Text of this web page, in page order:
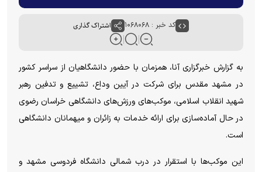
کد خبر : ۱۰۶۸۰۶۸ اشتراک گذاری
به گزارش خبرگزاری آنا، همزمان با حضور دانشگاهیان از سراسر کشور
در مشهد مقدس برای شرکت در آیین وداع، تشییع و تدفین رهبر
شهید انقلاب اسلامی، موکب‌های ورزش‌های دانشگاهی خراسان رضوی
در حال آماده‌سازی برای ارائه خدمات به زائران و میهمانان دانشگاهی
است.
این موکب‌ها با استقرار در درب شمالی دانشگاه فردوسی مشهد و